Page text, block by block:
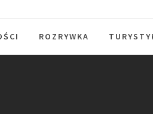
ROZRYWKA